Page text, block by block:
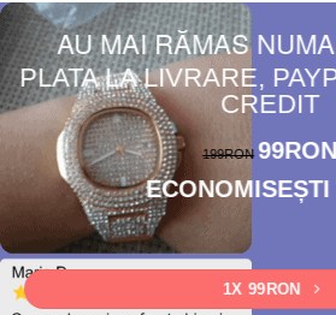
AU MAI RĂMAS
PLATA LA LIVRARE,
CREDIT
199RON 99RON
ECONOMISEȘTI
1X 99RON